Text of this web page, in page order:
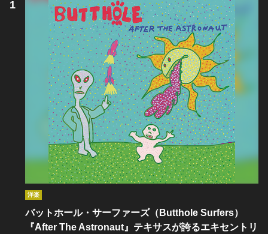
洋楽
バットホール・サーファーズ（Butthole Surfers）
『After The Astronaut』テキサスが誇るエキセントリ